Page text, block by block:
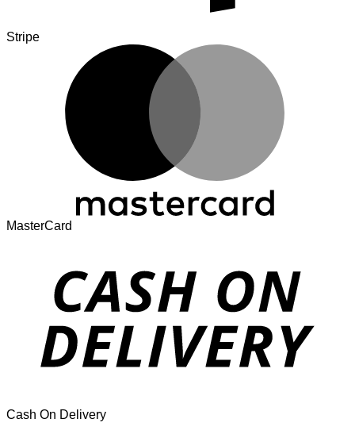
Stripe
MasterCard
Cash On Delivery